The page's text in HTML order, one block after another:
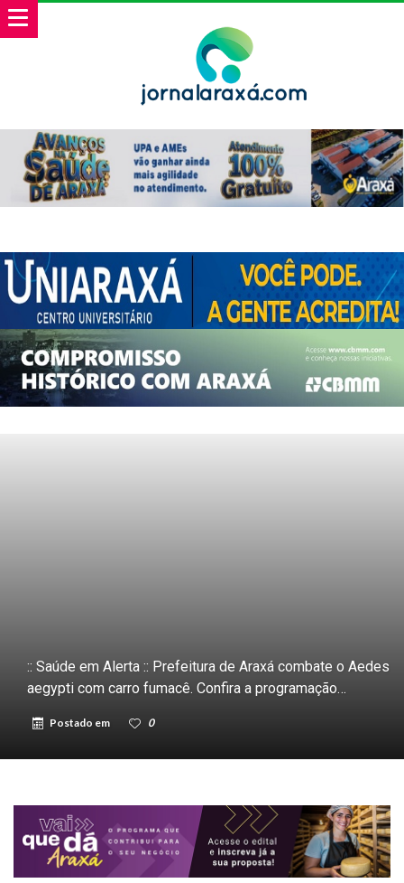
:: Saúde em Alerta :: Prefeitura de Araxá combate o Aedes
aegypti com carro fumacê. Confira a programação…
Postado em 0